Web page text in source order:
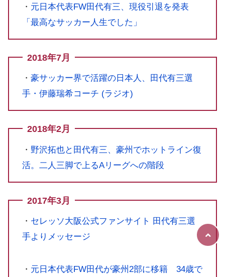
・ 元日本代表FW田代有三、現役引退を発表
「最高なサッカー人生でした」
2018年7月
・ 豪サッカー界で活躍の日本人、田代有三選
手・伊藤瑞希コーチ (ラジオ)
2018年2月
・ 野沢拓也と田代有三、豪州でホットライン復
活。二人三脚で上るAリーグへの階段
2017年3月
・ セレッソ大阪公式ファンサイト 田代有三選
手よりメッセージ
・ 元日本代表FW田代が豪州2部に移籍 34歳で